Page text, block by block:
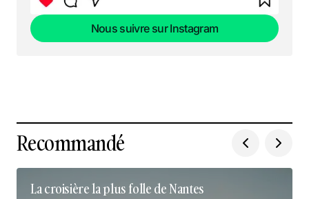
Nous suivre sur Instagram
Recommandé
La croisière la plus folle de Nantes